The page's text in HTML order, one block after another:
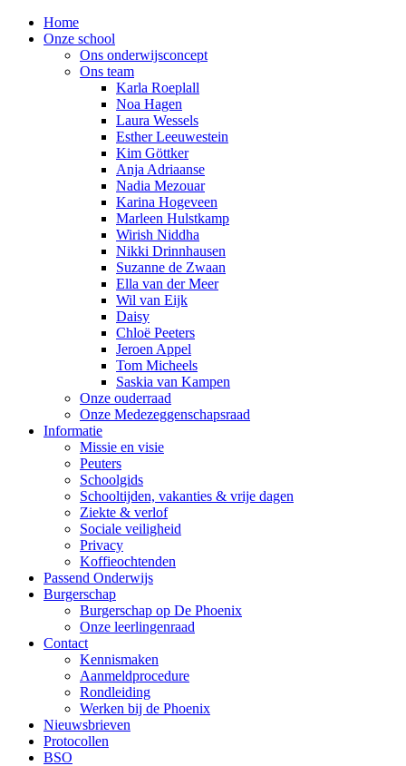
Home
Onze school
Ons onderwijsconcept
Ons team
Karla Roeplall
Noa Hagen
Laura Wessels
Esther Leeuwestein
Kim Göttker
Anja Adriaanse
Nadia Mezouar
Karina Hogeveen
Marleen Hulstkamp
Wirish Niddha
Nikki Drinnhausen
Suzanne de Zwaan
Ella van der Meer
Wil van Eijk
Daisy
Chloë Peeters
Jeroen Appel
Tom Micheels
Saskia van Kampen
Onze ouderraad
Onze Medezeggenschapsraad
Informatie
Missie en visie
Peuters
Schoolgids
Schooltijden, vakanties & vrije dagen
Ziekte & verlof
Sociale veiligheid
Privacy
Koffieochtenden
Passend Onderwijs
Burgerschap
Burgerschap op De Phoenix
Onze leerlingenraad
Contact
Kennismaken
Aanmeldprocedure
Rondleiding
Werken bij de Phoenix
Nieuwsbrieven
Protocollen
BSO